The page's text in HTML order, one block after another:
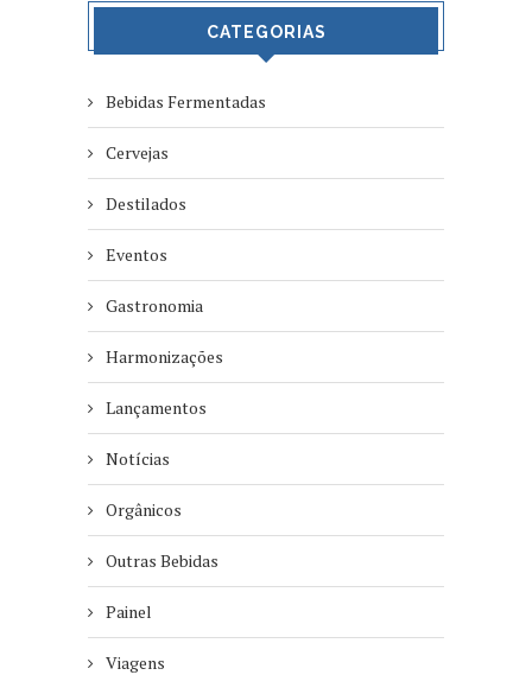
CATEGORIAS
Bebidas Fermentadas
Cervejas
Destilados
Eventos
Gastronomia
Harmonizações
Lançamentos
Notícias
Orgânicos
Outras Bebidas
Painel
Viagens